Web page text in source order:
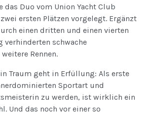
das Duo vom Union Yacht Club
ersten Plätzen vorgelegt. Ergänzt
einen dritten und einen vierten
verhinderten schwache
Rennen.
Traum geht in Erfüllung: Als erste
Sportart und
zu werden, ist wirklich ein
Und das noch vor einer so